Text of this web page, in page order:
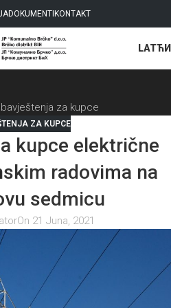
DOKUMENTI KONTAKT
LAT
za kupce
ZA KUPCE
kupce električne
radovima na
sedmicu
On 21 Juna, 2021